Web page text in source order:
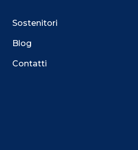
Sostenitori
Blog
Contatti